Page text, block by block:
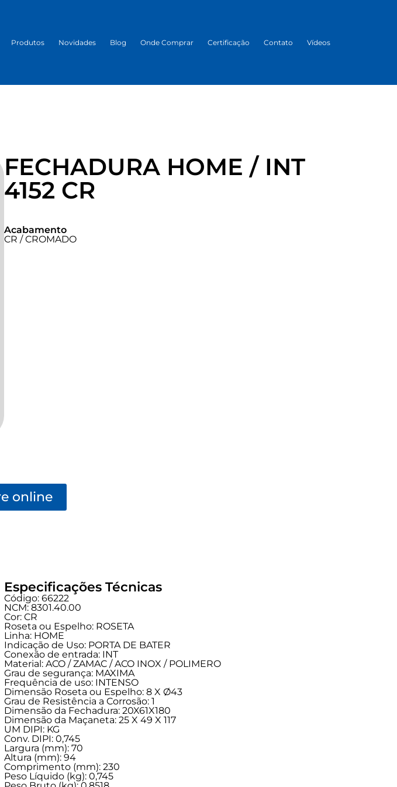
Produtos Novidades Blog Onde Comprar Certificação Contato Vídeos
FECHADURA HOME / INT
4152 CR
Acabamento
CR / CROMADO
online
Especificações Técnicas
Código: 66222
NCM: 8301.40.00
Cor: CR
Roseta ou Espelho: ROSETA
Linha: HOME
Indicação de Uso: PORTA DE BATER
Conexão de entrada: INT
Material: ACO / ZAMAC / ACO INOX / POLIMERO
Grau de segurança: MAXIMA
Frequência de uso: INTENSO
Dimensão Roseta ou Espelho: 8 X Ø43
Grau de Resistência a Corrosão: 1
Dimensão da Fechadura: 20X61X180
Dimensão da Maçaneta: 25 X 49 X 117
UM DIPI: KG
Conv. DIPI: 0,745
Largura (mm): 70
Altura (mm): 94
Comprimento (mm): 230
Peso Líquido (kg): 0,745